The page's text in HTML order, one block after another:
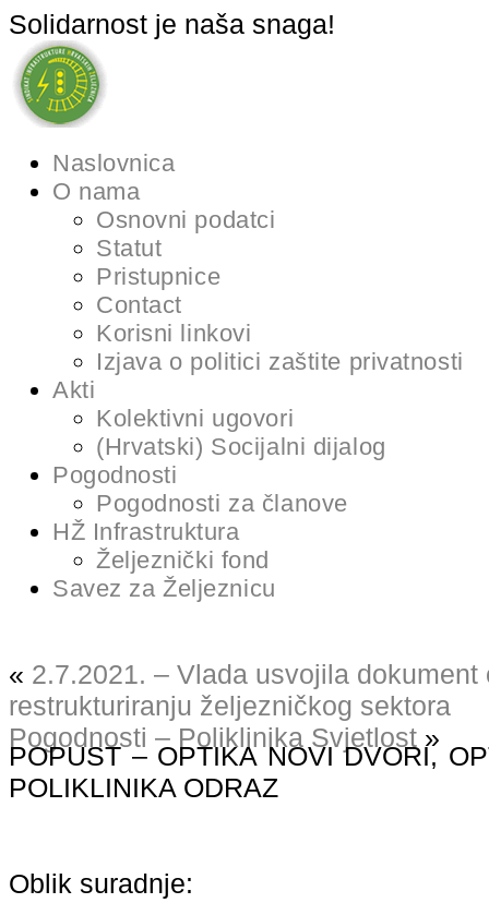
Solidarnost je naša snaga!
Naslovnica
O nama
Osnovni podatci
Statut
Pristupnice
Contact
Korisni linkovi
Izjava o politici zaštite privatnosti
Akti
Kolektivni ugovori
(Hrvatski) Socijalni dijalog
Pogodnosti
Pogodnosti za članove
HŽ Infrastruktura
Željeznički fond
Savez za Željeznicu
« 2.7.2021. – Vlada usvojila
restrukturiranju željezničkog sektora
Pogodnosti – Poliklinika Svjetlost »
POPUST – OPTIKA NOVI DVORI,
POLIKLINIKA ODRAZ
Oblik suradnje: